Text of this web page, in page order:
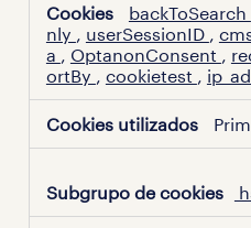
backToSearch
nly
userSessionID
a
OptanonConsent
ortBy
cookietest